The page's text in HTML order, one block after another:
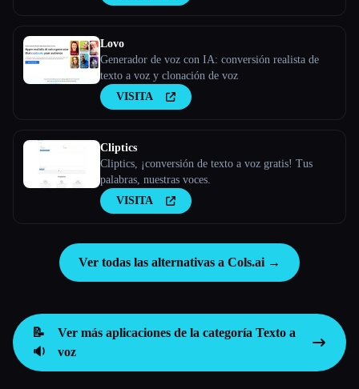
Lovo
Generador de voz con IA: conversión realista de
texto a voz y clonación de voz
VISITA
Cliptics
Cliptics, ¡conversión de texto a voz gratis! Tus
palabras, nuestras voces.
VISITA
Ver todas las alternativas a Cols.ai →
📝
🔉
Ver más aplicaciones de la categoríaTexto a
voz